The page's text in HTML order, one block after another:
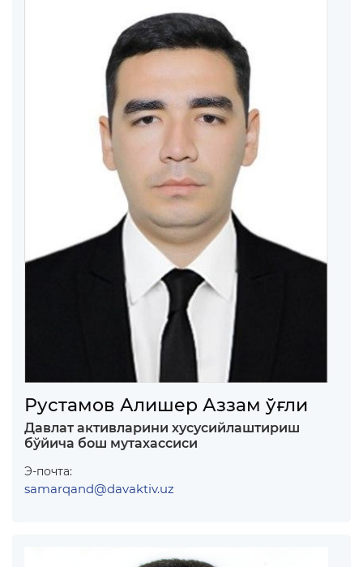
Рустамов Алишер Аззам ўғли
Давлат активларини хусусийлаштириш
бўйича бош мутахассиси
Э-почта:
samarqand@davaktiv.uz